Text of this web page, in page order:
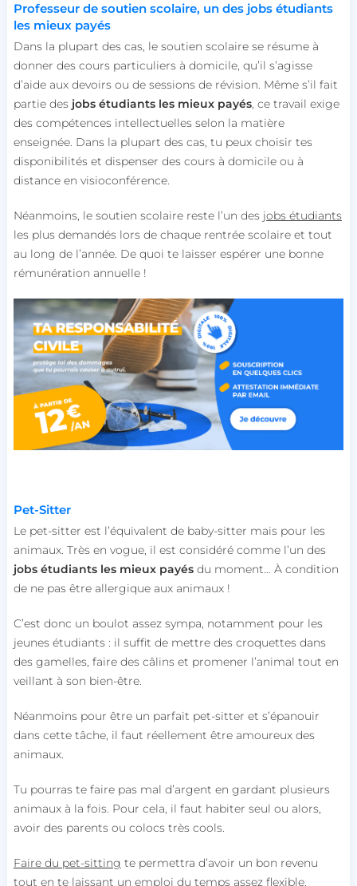
Professeur de soutien scolaire, un des jobs étudiants
les mieux payés
Dans la plupart des cas, le soutien scolaire se résume à
donner des cours particuliers à domicile, qu’il s’agisse
d’aide aux devoirs ou de sessions de révision. Même s’il fait
partie des jobs étudiants les mieux payés, ce travail exige
des compétences intellectuelles selon la matière
enseignée. Dans la plupart des cas, tu peux choisir tes
disponibilités et dispenser des cours à domicile ou à
distance en visioconférence.
Néanmoins, le soutien scolaire reste l’un des jobs étudiants
les plus demandés lors de chaque rentrée scolaire et tout
au long de l’année. De quoi te laisser espérer une bonne
rémunération annuelle !
Pet-Sitter
Le pet-sitter est l’équivalent de baby-sitter mais pour les
animaux. Très en vogue, il est considéré comme l’un des
jobs étudiants les mieux payésdu moment… À condition
de ne pas être allergique aux animaux !
C’est donc un boulot assez sympa, notamment pour les
jeunes étudiants : il suffit de mettre des croquettes dans
des gamelles, faire des câlins et promener l’animal tout en
veillant à son bien-être.
Néanmoins pour être un parfait pet-sitter et s’épanouir
dans cette tâche, il faut réellement être amoureux des
animaux.
Tu pourras te faire pas mal d’argent en gardant plusieurs
animaux à la fois. Pour cela, il faut habiter seul ou alors,
avoir des parents ou colocs très cools.
Faire du pet-sitting te permettra d’avoir un bon revenu
tout en te laissant un emploi du temps assez flexible.